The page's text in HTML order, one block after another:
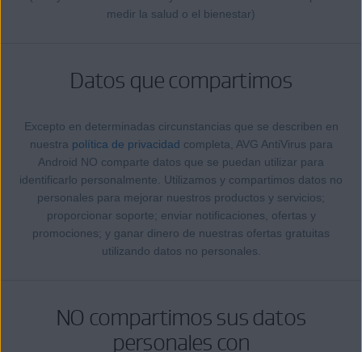
medir la salud o el bienestar)
Datos que compartimos
Excepto en determinadas circunstancias que se describen en
nuestra política de privacidad completa, AVG AntiVirus para
Android NO comparte datos que se puedan utilizar para
identificarlo personalmente. Utilizamos y compartimos datos no
personales para mejorar nuestros productos y servicios;
proporcionar soporte; enviar notificaciones, ofertas y
promociones; y ganar dinero de nuestras ofertas gratuitas
utilizando datos no personales.
NO compartimos sus datos
personales con